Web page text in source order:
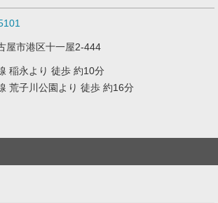
屋市港区十一屋2-444
稲永より 徒歩 約10分
荒子川公園より 徒歩 約16分